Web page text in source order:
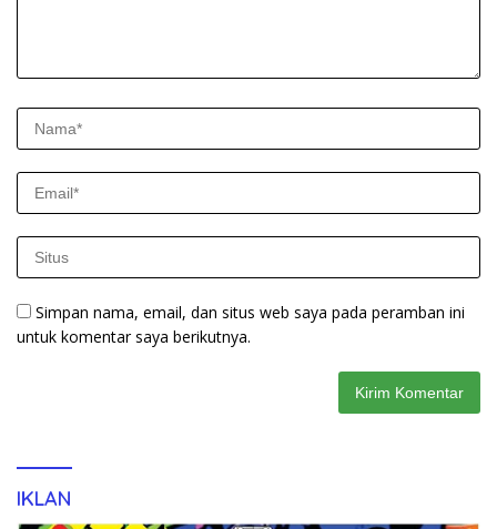
Simpan nama, email, dan situs web saya pada peramban ini
untuk komentar saya berikutnya.
IKLAN